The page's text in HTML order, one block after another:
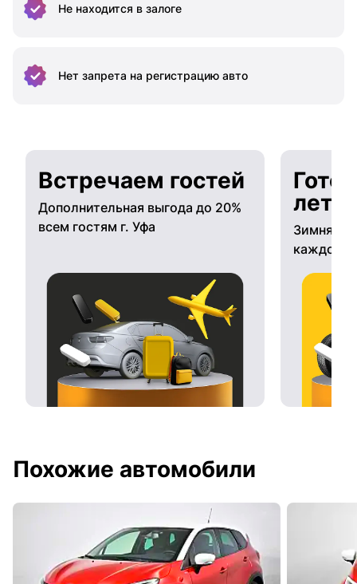
Не находится в залоге
Нет запрета на регистрацию авто
Встречаем гостей
Дополнительная выгода до 20%
всем гостям г. Уфа
Зимняя
каждому
Похожие автомобили